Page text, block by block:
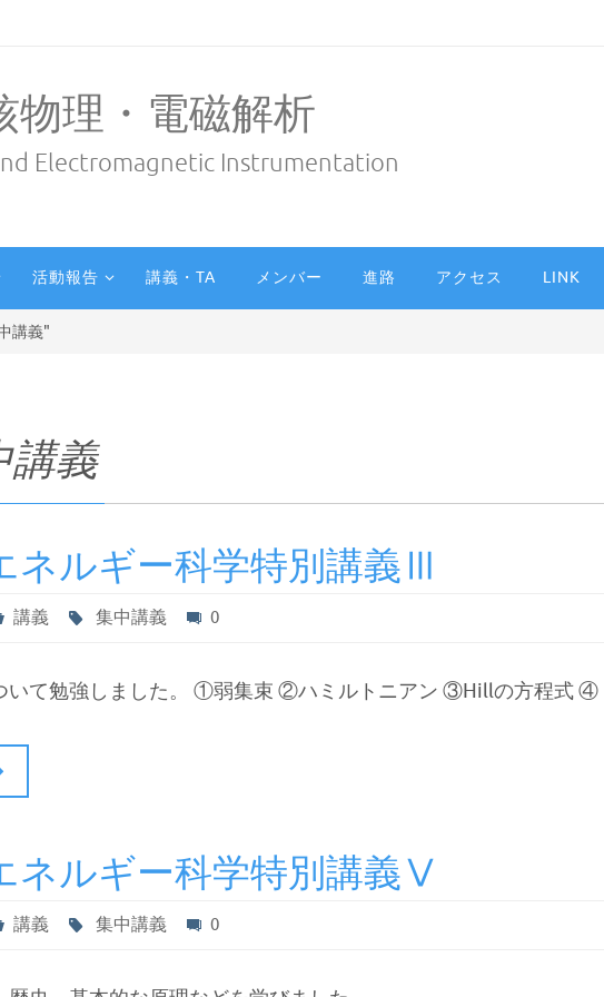
物理・電磁解析
Electromagnetic Instrumentation
活動報告 講義・TA メンバー 進路 アクセス LINK
講義"
講義
ネルギー科学特別講義Ⅲ
講義 集中講義 0
いて勉強しました。 ①弱集束 ②ハミルトニアン ③Hillの方程式 ④
ネルギー科学特別講義Ⅴ
講義 集中講義 0